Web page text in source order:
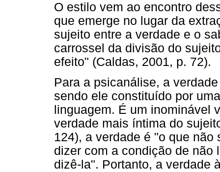
O estilo vem ao encontro
que emerge no lugar da
sujeito entre a verdade e o
carrossel da divisão do
efeito" (Caldas, 2001, p. 72).
Para a psicanálise, a
sendo ele constituído por
linguagem. É um inominável
verdade mais íntima do
124), a verdade é "o que
dizer com a condição de não
dizê-la". Portanto, a verdade